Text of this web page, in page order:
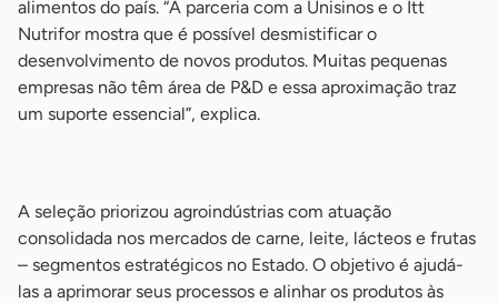
alimentos do país. “A parceria com a Unisinos e o Itt
Nutrifor mostra que é possível desmistificar o
desenvolvimento de novos produtos. Muitas pequenas
empresas não têm área de P&D e essa aproximação traz
um suporte essencial”, explica.
A seleção priorizou agroindústrias com atuação
consolidada nos mercados de carne, leite, lácteos e frutas
– segmentos estratégicos no Estado. O objetivo é ajudá-
las a aprimorar seus processos e alinhar os produtos às